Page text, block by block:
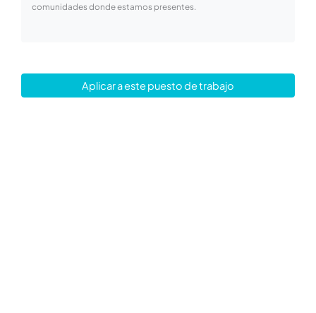
comunidades donde estamos presentes.
Aplicar a este puesto de trabajo